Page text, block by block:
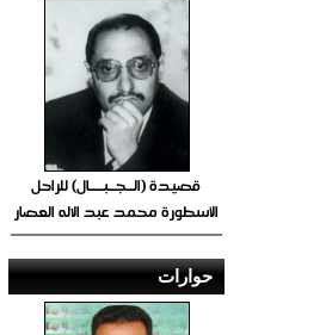
قصيدة (الــجــبــــال) للراحل
الأسطورة محمد عبد الاله العصار
حوارات